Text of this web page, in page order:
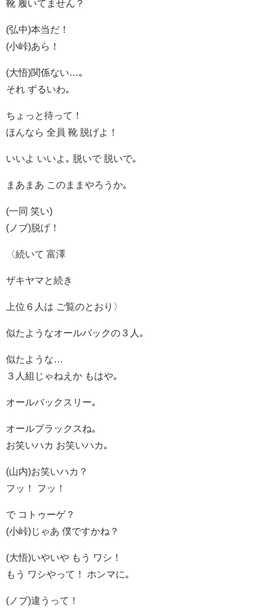
靴 履いてません？
(弘中)本当だ！
(小峠)あら！
(大悟)関係ない…｡
それ ずるいわ｡
ちょっと待って！
ほんなら 全員 靴 脱げよ！
いいよ いいよ｡ 脱いで 脱いで｡
まあまあ このままやろうか｡
(一同 笑い)
(ノブ)脱げ！
〈続いて 富澤
ザキヤマと続き
上位６人は ご覧のとおり〉
似たようなオールバックの３人｡
似たような…
３人組じゃねえか もはや｡
オールバックスリー｡
オールブラックスね｡
お笑いハカ お笑いハカ｡
(山内)お笑いハカ？
フッ！ フッ！
で コトゥーゲ？
(小峠)じゃあ 僕ですかね？
(大悟)いやいや もう ワシ！
もう ワシやって！ ホンマに｡
(ノブ)違うって！